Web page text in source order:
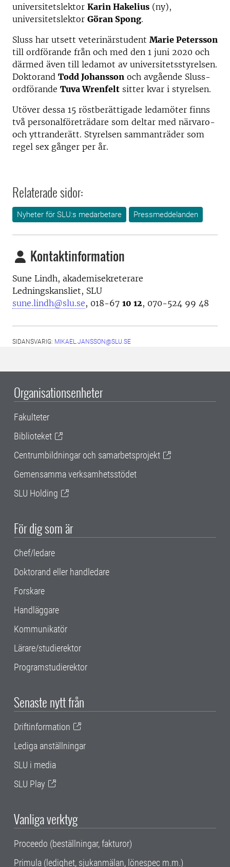
universitetslektor Karin Hakelius (ny),
universitetslektor Göran Spong.
Sluss har utsett veterinärstudent Marie Petersson
till ordförande från och med den 1 juni 2020 och
därmed även till ledamot av universitetsstyrelsen.
Doktorand Todd Johansson och avgående Sluss-
ordförande Tuva Wrenfelt sitter kvar i styrelsen.
Utöver dessa 15 röstberättigade ledamöter finns
två personalföreträdare som deltar med närvaro-
och yttranderätt. Styrelsen sammanträder som
regel sex gånger per år.
Relaterade sidor:
Nyheter för SLU:s medarbetare Pressmeddelanden
Kontaktinformation
Sune Lindh, akademisekreterare
Ledningskansliet, SLU
sune.lindh@slu.se, 018-67 10 12, 070-524 99 48
SIDANSVARIG: MIKAEL.JANSSON@SLU.SE
Organisationsenheter
Fakulteter
Biblioteket
Centrumbildningar och samarbetsprojekt
Gemensamma verksamhetsstödet
SLU Holding
För dig som är
Chef/ledare
Doktorand eller handledare
Forskare
Handläggare
Kommunikatör
Lärare/studierektor
Programstudierektor
Senaste nytt från
Driftinformation
Lediga anställningar
SLU i media
SLU Play
Vanliga verktyg
Proceedo (beställningar, fakturor)
Primula (ledighet, sjukanmälan, lönespec m.m.)